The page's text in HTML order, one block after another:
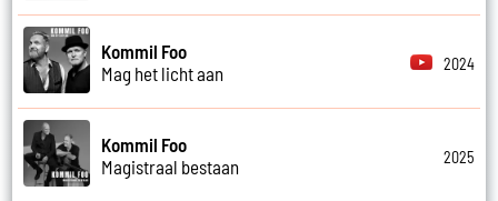
Kommil Foo
Mag het licht aan
2024
Kommil Foo
Magistraal bestaan
2025